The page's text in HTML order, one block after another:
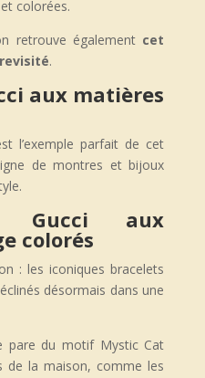
colorées.
retrouve également cet
.
aux matières
l’exemple parfait de cet
de montres et bijoux
Gucci aux
colorés
: les iconiques bracelets
désormais dans une
pare du motif Mystic Cat
de la maison, comme les